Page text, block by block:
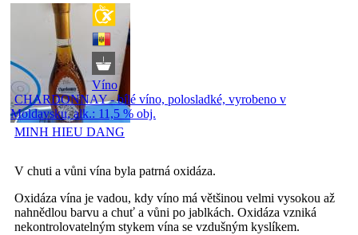
Víno
CHARDONNAY - bílé víno, polosladké, vyrobeno v
Moldavsku, alk.: 11,5 % obj.
MINH HIEU DANG
V chuti a vůni vína byla patrná oxidáza.
Oxidáza vína je vadou, kdy víno má většinou velmi vysokou až
nahnědlou barvu a chuť a vůni po jablkách. Oxidáza vzniká
nekontrolovatelným stykem vína se vzdušným kyslíkem.